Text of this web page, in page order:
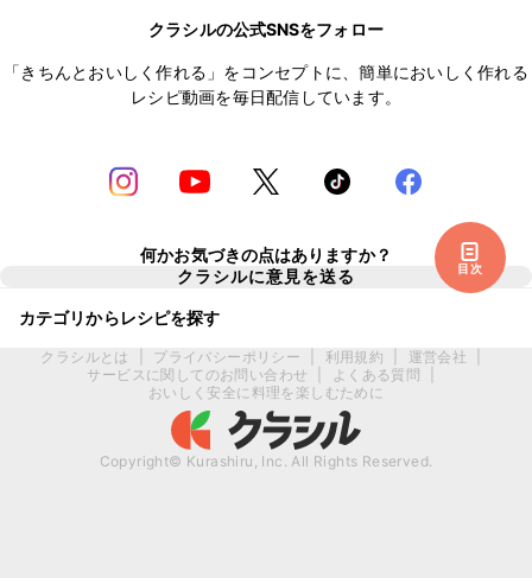
目次
クラシルの公式SNSをフォロー
「きちんとおいしく作れる」をコンセプトに、簡単においしく作れる
レシピ動画を毎日配信しています。
何かお気づきの点はありますか？
クラシルに意見を送る
カテゴリからレシピを探す
クラシルとは プライバシーポリシー 利用規約 運営会社
サービスに関してのお問い合わせ
よくある質問
おいしく安全に料理を楽しむために
Copyright© Kurashiru, Inc. All Rights Reserved.